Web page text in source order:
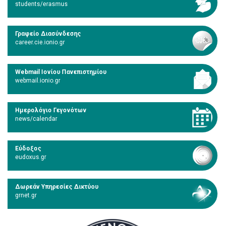
students/erasmus
Γραφείο Διασύνδεσης
career.cie.ionio.gr
Webmail Ιονίου Πανεπιστημίου
webmail.ionio.gr
Ημερολόγιο Γεγονότων
news/calendar
Εύδοξος
eudoxus.gr
Δωρεάν Υπηρεσίες Δικτύου
grnet.gr